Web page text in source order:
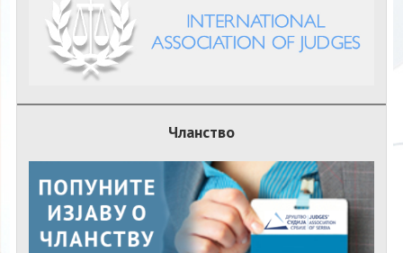
Чланство